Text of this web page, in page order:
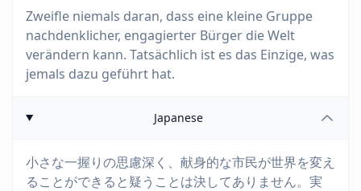
Zweifle niemals daran, dass eine kleine Gruppe
nachdenklicher, engagierter Bürger die Welt
verändern kann. Tatsächlich ist es das Einzige, was
jemals dazu geführt hat.
Japanese
小さな一握りの思慮深く、献身的な市民が世界を変え
ることができると疑うことは決してありません。実